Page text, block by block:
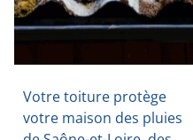
Votre toiture protège
votre maison des pluies